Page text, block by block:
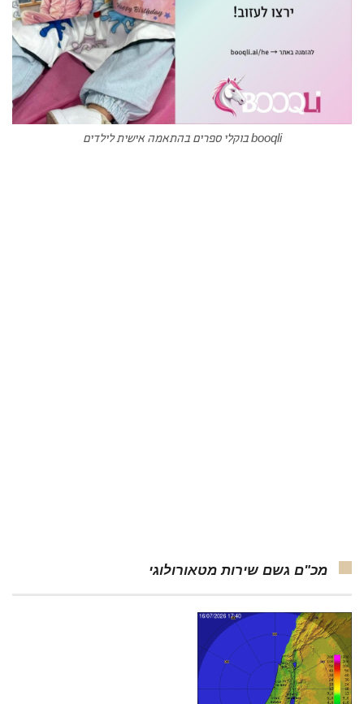
booqli בוקלי ספרים בהתאמה אישית לילדים
מכ"ם גשם שירות מטאורולוגי